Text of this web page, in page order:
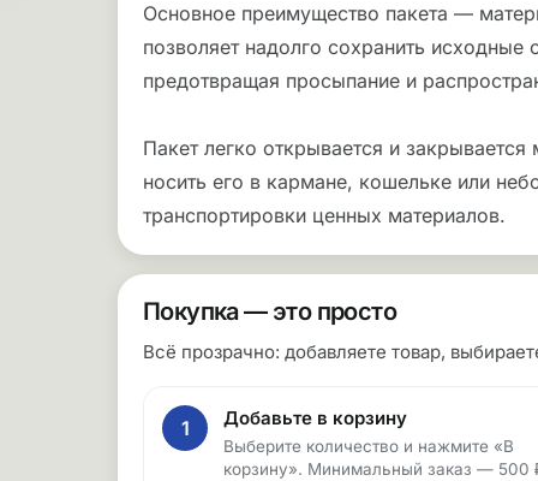
Основное преимущество пакета —
позволяет надолго сохранить
предотвращая просыпание и
Пакет легко открывается и
носить его в кармане, кошельке или
транспортировки ценных материалов.
Покупка — это просто
Всё прозрачно: добавляете товар,
1 Добавьте в корзину
Выберите количество и нажмите «В
корзину». Минимальный заказ — 500